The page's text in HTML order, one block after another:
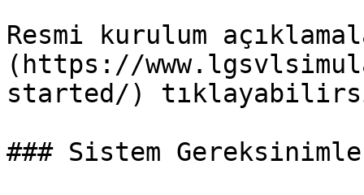
Resmi kurulum
(https://
started/)
### Sistem